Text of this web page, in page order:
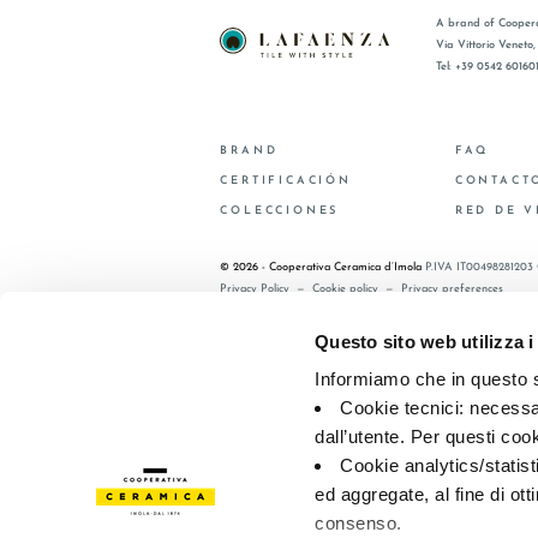
Questo sito web utilizza i
Informiamo che in questo
Cookie tecnici:
dall’utente. Per questi
Cookie analytics/
ed aggregate, al fine di
consenso.
A brand of
Via Vittorio
Tel: +39 0542 601601
BRAND
CERTIFICACIÓN
COLECCIONES
FAQ
RED DE
© 2026 - Cooperativa Ceramica d’Imola P.IVA
Privacy Policy —Cookie policy — Privacy preferences